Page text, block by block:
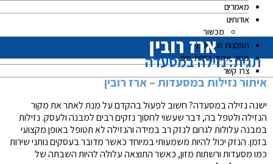
מאמרים
אודותינו
מכשור
המלצות מלקוחות
מחיר איתור נזילות מים
צרו קשר
תגית:נזילה במסעדה
איתור נזילות במסעדות – ארז רובין
ישנה נזילה במסעדה? חשוב לפעול בהקדם על מנת לאתר את מקור
הנזילה ולטפל בה, דבר שעשוי לחסוך נזקים רבים למבנה ולעסק. נזילות
במבנה עלולות לגרום לנזק רב במידה והנזילה לא תטופל באופן מקצועי
בזמן. הנזק יכול להיות משמעותי במיוחד כאשר מדובר בעסקים נותני שירות
כמו מסעדות ורשתות מזון, כאשר התוצאה עלולה להיות השבתה של